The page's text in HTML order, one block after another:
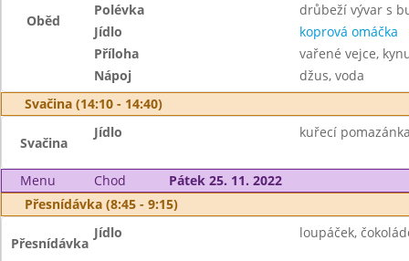
Oběd
Polévka
drůbeží vývar s
Jídlo
koprová omáčka
Příloha
vařené vejce,
Nápoj
džus, voda
Svačina (14:10 - 14:40)
Svačina
Jídlo kuřecí
Menu Chod
Pátek 25. 11. 2022
Přesnídávka (8:45 - 9:15)
Přesnídávka
Jídlo loupáček,